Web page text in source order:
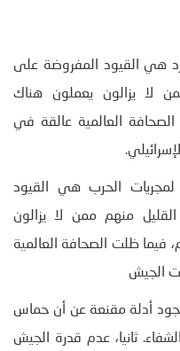
هي القيود المفروضة على
لا يزالون يعملون هناك
العالمية عالقة في
الحرب هي القيود
منهم ممن لا يزالون
فيما ظلت الصحافة العالمية
الجيش
أدلة مقنعة عن أن حماس
ثانيا، عدم قدرة الجيش